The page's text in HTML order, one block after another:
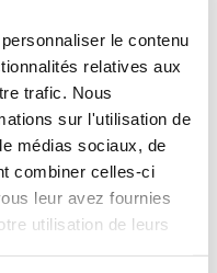
le contenu
relatives aux
trafic. Nous
sur l'utilisation de
médias sociaux, de
combiner celles-ci
leur avez fournies
utilisation de leurs
les
ont connu
milliards de
peu moins de
en 2023.
été
économiques